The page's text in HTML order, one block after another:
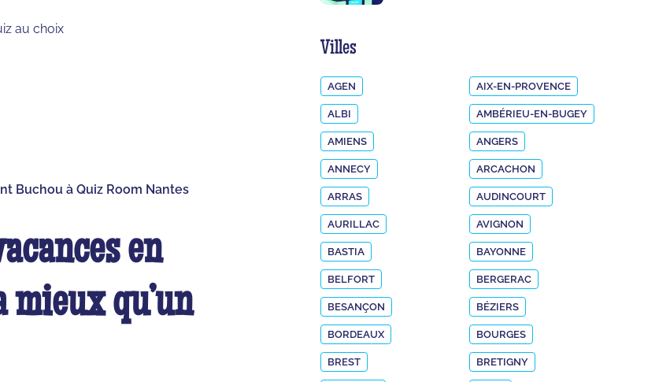
au choix
Buchou à Quiz Room Nantes
en
qu’un
Villes
AGEN AIX-EN-PROVENCE
ALBI AMBÉRIEU-EN-BUGEY
AMIENS ANGERS
ANNECY ARCACHON
ARRAS AUDINCOURT
AURILLAC AVIGNON
BASTIA BAYONNE
BELFORT BERGERAC
BESANÇON BÉZIERS
BORDEAUX BOURGES
BREST BRETIGNY